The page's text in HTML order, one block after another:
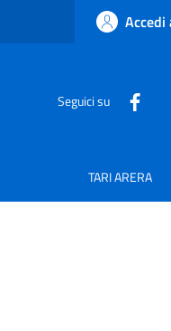
Seguici su
TARI ARERA